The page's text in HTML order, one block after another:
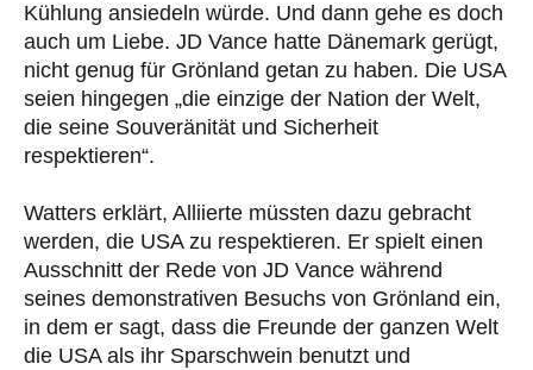
Kühlung ansiedeln würde. Und dann gehe es doch
auch um Liebe. JD Vance hatte Dänemark gerügt,
nicht genug für Grönland getan zu haben. Die USA
seien hingegen „die einzige der Nation der Welt,
die seine Souveränität und Sicherheit
respektieren“.
Watters erklärt, Alliierte müssten dazu gebracht
werden, die USA zu respektieren. Er spielt einen
Ausschnitt der Rede von JD Vance während
seines demonstrativen Besuchs von Grönland ein,
in dem er sagt, dass die Freunde der ganzen Welt
die USA als ihr Sparschwein benutzt und